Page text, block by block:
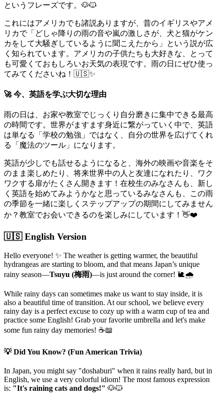
というフレーズです。🐶🐱
これにはアメリカでも諸説ありますが、昔のイギリスやアメ
リカで「どしゃ降りの雨の音や嵐の激しさが、犬と猫がケン
カをして大騒ぎしているように聞こえたから」という説が広
く知られています。アメリカの子供たちも大好きな、とって
も可愛くておもしろいお天気の表現です。雨の日にぜひ使っ
てみてくださいね！🇺🇸✨
🚀 今、英語を学ぶ大切な理由
雨の日は、お家や教室でじっくり自分磨きに集中できる最高
の時間です。世界がますます身近に繋がっていく中で、英語
は単なる「学校の勉強」ではなく、自分の世界を広げてくれ
る「魔法のツール」になります。
英語が少しでも話せるようになると、海外の映画や音楽をそ
のまま楽しめたり、将来世界中の人と友達になれたり、ワク
ワクする扉がたくさん開きます！在校生のみなさんも、新し
く英語を始めてみようかなと思っているみなさんも、この雨
の季節を一緒に楽しくステップアップの期間にしてみません
か？教室でお会いできるのを楽しみにしています！👋❤️
🇺🇸 English Version
Hello everyone! ✨ The weather is getting warmer, the beautiful
hydrangeas are starting to bloom, and that means Japan’s unique
rainy season—Tsuyu (梅雨)—is just around the corner! 🐌🌧️
While rainy days can sometimes make us want to stay inside, it is
also a beautiful time of transition. At our school, we believe every
rainy day is a perfect excuse to cozy up with a warm cup of tea and
practice some English! Grab your favorite umbrella and let's make
some fun rainy day memories! ☕📖
💡 Did You Know? (Fun American Trivia)
In Japan, you might say "doshaburi" when it rains really hard, but in
English, we use a very colorful idiom! The most famous expression
is: "It's raining cats and dogs!" 🐶🐱